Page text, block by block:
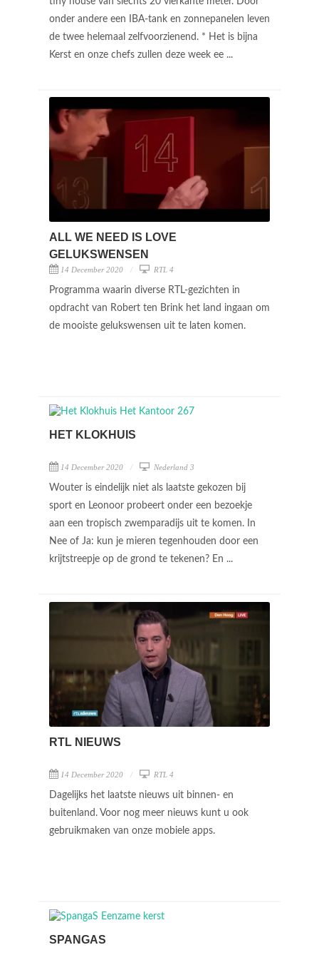
onder andere een IBA-tank en zonnepanelen leven
de twee helemaal zelfvoorzienend. * Het is bijna
Kerst en onze chefs zullen deze week ee ...
ALL WE NEED IS LOVE
GELUKSWENSEN
14 December 2020 RTL 4
Programma waarin diverse RTL-gezichten in
opdracht van Robert ten Brink het land ingaan om
de mooiste gelukswensen uit te laten komen.
HET KLOKHUIS
14 December 2020 Nederland 3
Wouter is eindelijk niet als laatste gekozen bij
sport en Leonoor probeert onder een bezoekje
aan een tropisch zwemparadijs uit te komen. In
Nee of Ja: kun je mieren tegenhouden door een
krijtstreepje op de grond te tekenen? En ...
RTL NIEUWS
14 December 2020 RTL 4
Dagelijks het laatste nieuws uit binnen- en
buitenland. Voor nog meer nieuws kunt u ook
gebruikmaken van onze mobiele apps.
SPANGAS